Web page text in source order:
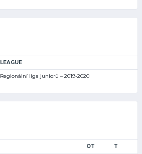
LEAGUE
Regionální liga juniorů – 2019-2020
OT T